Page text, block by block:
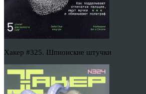
Хакер #325. Шпионские штучки